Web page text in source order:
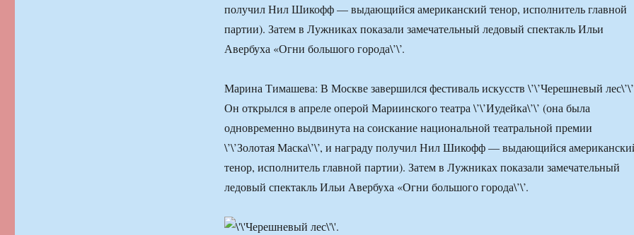
получил Нил Шикофф — выдающийся американский тенор, исполнитель главной
партии). Затем в Лужниках показали замечательный ледовый спектакль Ильи
Авербуха «Огни большого города\’\’.
Марина Тимашева: В Москве завершился фестиваль искусств \’\’Черешневый
Он открылся в апреле оперой Мариинского театра \’\’Иудейка\’\’ (она была
одновременно выдвинута на соискание национальной театральной премии
\’\’Золотая Маска\’\’, и награду получил Нил Шикофф — выдающийся
тенор, исполнитель главной партии). Затем в Лужниках показали замечательный
ледовый спектакль Ильи Авербуха «Огни большого города\’\’.